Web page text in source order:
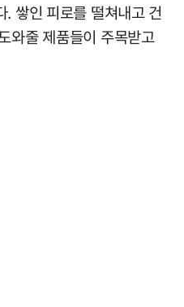
. 쌓인 피로를 떨쳐내고 건
와줄 제품들이 주목받고